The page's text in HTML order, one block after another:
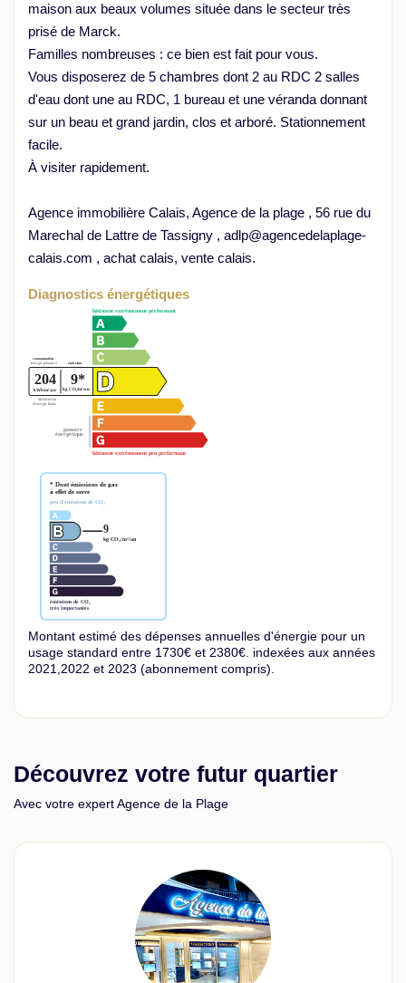
maison aux beaux volumes située dans le secteur très
prisé de Marck.
Familles nombreuses : ce bien est fait pour vous.
Vous disposerez de 5 chambres dont 2 au RDC 2 salles
d'eau dont une au RDC, 1 bureau et une véranda donnant
sur un beau et grand jardin, clos et arboré. Stationnement
facile.
À visiter rapidement.
Agence immobilière Calais, Agence de la plage , 56 rue du
Marechal de Lattre de Tassigny , adlp@agencedelaplage-
calais.com , achat calais, vente calais.
Diagnostics énergétiques
Montant estimé des dépenses annuelles d'énergie pour un
usage standard entre 1730€ et 2380€. indexées aux années
2021,2022 et 2023 (abonnement compris).
Découvrez votre futur quartier
Avec votre expert Agence de la Plage